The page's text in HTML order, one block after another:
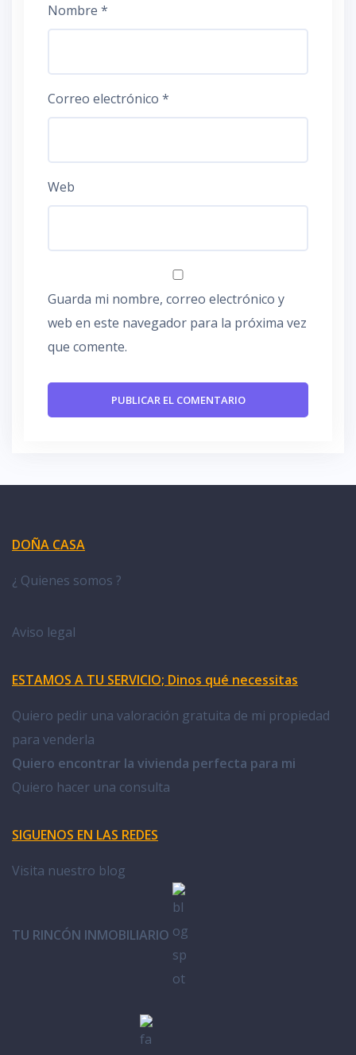
Nombre *
Correo electrónico *
Web
Guarda mi nombre, correo electrónico y
web en este navegador para la próxima vez
que comente.
DOÑA CASA
¿ Quienes somos ?
Aviso legal
ESTAMOS A TU SERVICIO; Dinos qué necessitas
Quiero pedir una valoración gratuita de mi propiedad
para venderla
Quiero encontrar la vivienda perfecta para mi
Quiero hacer una consulta
SIGUENOS EN LAS REDES
Visita nuestro blog
TU RINCÓN INMOBILIARIO